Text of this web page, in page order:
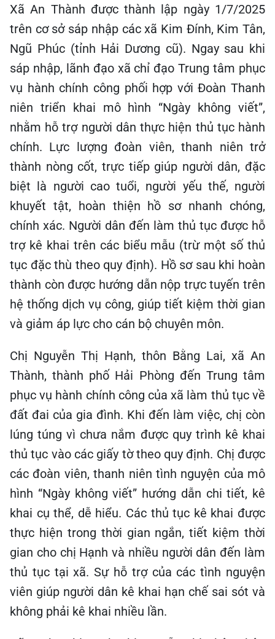
Xã An Thành được thành lập ngày 1/7/2025
trên cơ sở sáp nhập các xã Kim Đính, Kim Tân,
Ngũ Phúc (tỉnh Hải Dương cũ). Ngay sau khi
sáp nhập, lãnh đạo xã chỉ đạo Trung tâm phục
vụ hành chính công phối hợp với Đoàn Thanh
niên triển khai mô hình “Ngày không viết”,
nhằm hỗ trợ người dân thực hiện thủ tục hành
chính. Lực lượng đoàn viên, thanh niên trở
thành nòng cốt, trực tiếp giúp người dân, đặc
biệt là người cao tuổi, người yếu thế, người
khuyết tật, hoàn thiện hồ sơ nhanh chóng,
chính xác. Người dân đến làm thủ tục được hỗ
trợ kê khai trên các biểu mẫu (trừ một số thủ
tục đặc thù theo quy định). Hồ sơ sau khi hoàn
thành còn được hướng dẫn nộp trực tuyến trên
hệ thống dịch vụ công, giúp tiết kiệm thời gian
và giảm áp lực cho cán bộ chuyên môn.
Chị Nguyễn Thị Hạnh, thôn Bằng Lai, xã An
Thành, thành phố Hải Phòng đến Trung tâm
phục vụ hành chính công của xã làm thủ tục về
đất đai của gia đình. Khi đến làm việc, chị còn
lúng túng vì chưa nắm được quy trình kê khai
thủ tục vào các giấy tờ theo quy định. Chị được
các đoàn viên, thanh niên tình nguyện của mô
hình “Ngày không viết” hướng dẫn chi tiết, kê
khai cụ thể, dễ hiểu. Các thủ tục kê khai được
thực hiện trong thời gian ngắn, tiết kiệm thời
gian cho chị Hạnh và nhiều người dân đến làm
thủ tục tại xã. Sự hỗ trợ của các tình nguyện
viên giúp người dân kê khai hạn chế sai sót và
không phải kê khai nhiều lần.